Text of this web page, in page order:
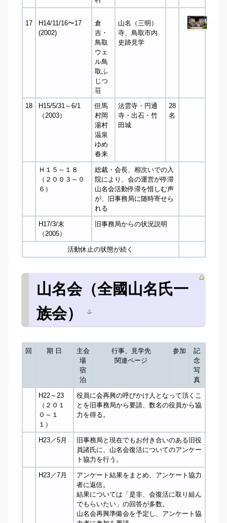
17
H14/11/16〜17
(2002)
倉
吉・
鳥取
ウェ
ル鳥
取ふ
じつ
荘
山名（三明）
寺、鳥取市内
史跡見学
18
H15/5/31～6/1
（2003）
但馬
村岡
湯村
温泉
ゆめ
春来
法雲寺・円通
寺・出石・竹
田城
28
名
Ｈ１５～１８
（２００３～０
６）
総裁・会長、相次いでの入
院により、会の運営が停滞
山名会活動停滞を惜しむ声
が、旧事務局に随時寄せら
れる
H17/3/末
（2005）
旧事務局からの状況説明
活動休止の状態が続く
山名会（全國山名氏一
族会）
回 期 日
主会
場
宿
泊
行事、見学先
関連ページ
参加
記
念
写
真
H22～23
（２０１
０～１
１）
役員に会再興の呼びかけ人となって頂くこ
とを旧事務局から要請、数名の役員から協
力を得る。
H23／5月
旧事務局と現在でもお付き合いのある旧役
員諸氏に、山名会復活についてのアンケー
ト協力を行う。
H23／7月
アンケート結果をまとめ、アンケート協力
者に返信。
結果については「是非、会復活に取り組ん
でもらいたい」の回答が多数。
山名会再興準備会を予定し、アンケート協